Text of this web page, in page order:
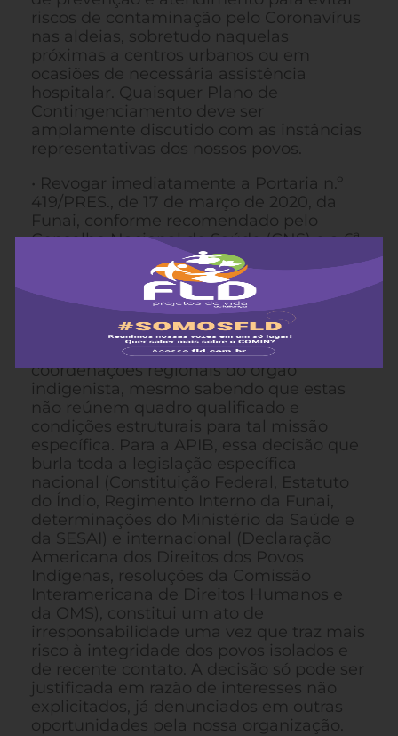
riscos de contaminação pelo Coronavírus
nas aldeias, sobretudo naquelas
próximas a centros urbanos ou em
ocasiões de necessária assistência
hospitalar. Quaisquer Plano de
Contingenciamento deve ser
amplamente discutido com as instâncias
representativas dos nossos povos.
• Revogar imediatamente a Portaria n.º
419/PRES., de 17 de março de 2020, da
Funai, conforme recomendado pelo
Conselho Nacional de Saúde (CNS) e a 6ª.
Câmara de Coordenação e Revisão do
Ministério Público Federal / PGR. A
Portaria, principalmente no seu artigo 4º.
retira da Coordenação Geral de Índios
Isolados a responsabilidade de proteger
esses povos, repassando-a às
coordenações regionais do órgão
indigenista, mesmo sabendo que estas
não reúnem quadro qualificado e
condições estruturais para tal missão
específica. Para a APIB, essa decisão que
burla toda a legislação específica
nacional (Constituição Federal, Estatuto
do Índio, Regimento Interno da Funai,
determinações do Ministério da Saúde e
da SESAI) e internacional (Declaração
Americana dos Direitos dos Povos
Indígenas, resoluções da Comissão
Interamericana de Direitos Humanos e
da OMS), constitui um ato de
irresponsabilidade uma vez que traz mais
risco à integridade dos povos isolados e
de recente contato. A decisão só pode ser
justificada em razão de interesses não
explicitados, já denunciados em outras
oportunidades pela nossa organização.